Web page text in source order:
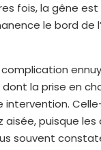
fois, la gêne
le bord de
complication
la prise en
intervention.
aisée, puisque
souvent